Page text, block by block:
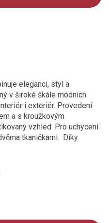
eleganci, styl a
v široké škále módních
i exteriér. Provedení
a s kroužkovým
vzhled. Pro uchycení
tkaničkami. Díky